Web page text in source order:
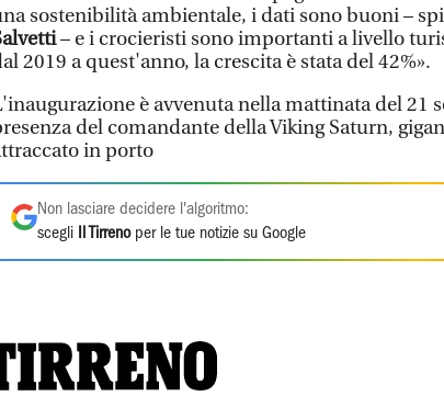
sostenibilità ambientale, i dati sono buoni –
– e i crocieristi sono importanti a livello
2019 a quest'anno, la crescita è stata del 42%».
è avvenuta nella mattinata del 21
del comandante della Viking Saturn,
in porto
Non lasciare decidere l'algoritmo:
scegli
Il Tirrenoper le tue notizie su Google